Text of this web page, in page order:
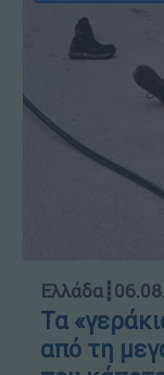
Ελλάδα┋
Τα
από τη